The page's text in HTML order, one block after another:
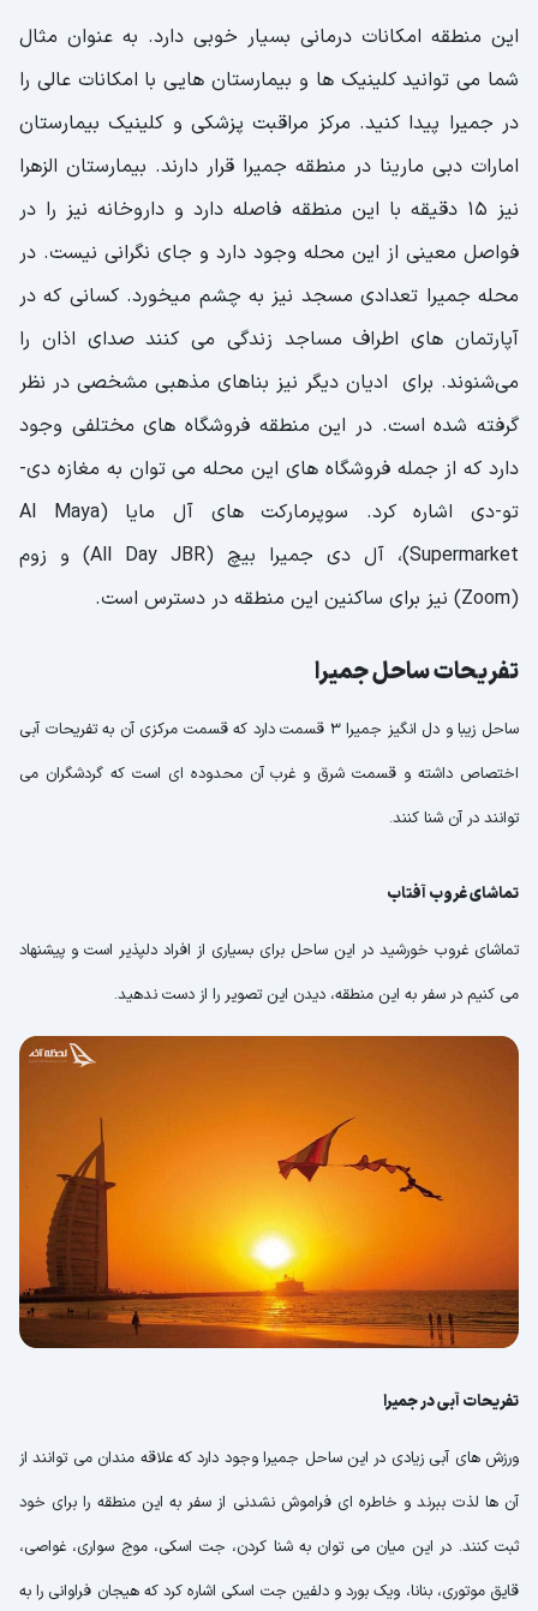
این منطقه امکانات درمانی بسیار خوبی دارد. به عنوان مثال
شما می توانید کلینیک ها و بیمارستان هایی با امکانات عالی را
در جمیرا پیدا کنید. مرکز مراقبت پزشکی و کلینیک بیمارستان
امارات دبی مارینا در منطقه جمیرا قرار دارند. بیمارستان الزهرا
نیز ۱۵ دقیقه با این منطقه فاصله دارد و داروخانه نیز را در
فواصل معینی از این محله وجود دارد و جای نگرانی نیست. در
محله جمیرا تعدادی مسجد نیز به چشم میخورد. کسانی که در
آپارتمان های اطراف مساجد زندگی می کنند صدای اذان را
می‌شنوند. برای ادیان دیگر نیز بناهای مذهبی مشخصی در نظر
گرفته شده است. در این منطقه فروشگاه های مختلفی وجود
دارد که از جمله فروشگاه های این محله می توان به مغازه دی-
تو-دی اشاره کرد. سوپرمارکت های آل مایا (Al Maya
Supermarket)، آل دی جمیرا بیچ (All Day JBR) و زوم
(Zoom) نیز برای ساکنین این منطقه در دسترس است.
تفریحات ساحل جمیرا
ساحل زیبا و دل انگیز جمیرا 3 قسمت دارد که قسمت مرکزی آن به تفریحات آبی
اختصاص داشته و قسمت شرق و غرب آن محدوده ای است که گردشگران می
توانند در آن شنا کنند.
تماشای غروب آفتاب
تماشای غروب خورشید در این ساحل برای بسیاری از افراد دلپذیر است و پیشنهاد
می کنیم در سفر به این منطقه، دیدن این تصویر را از دست ندهید.
تفریحات آبی در جمیرا
ورزش های آبی زیادی در این ساحل جمیرا وجود دارد که علاقه مندان می توانند از
آن ها لذت ببرند و خاطره ای فراموش نشدنی از سفر به این منطقه را برای خود
ثبت کنند. در این میان می توان به شنا کردن، جت اسکی، موج سواری، غواصی،
قایق موتوری، بنانا، ویک بورد و دلفین جت اسکی اشاره کرد که هیجان فراوانی را به